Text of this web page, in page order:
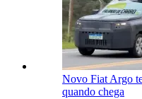
Novo Fiat Argo
quando chega